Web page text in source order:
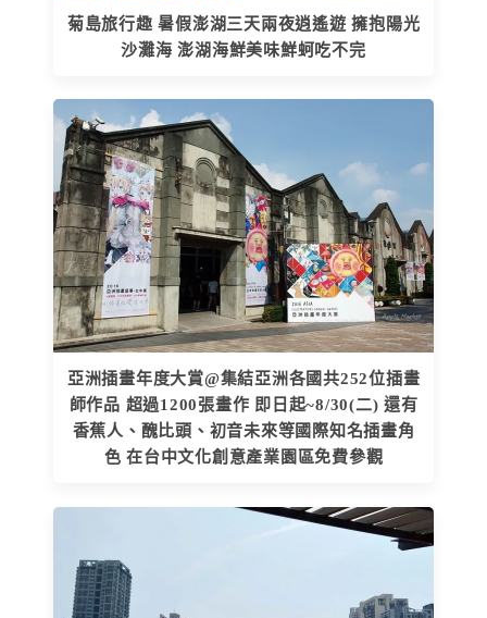
菊島旅行趣 暑假澎湖三天兩夜逍遙遊 擁抱陽光
沙灘海 澎湖海鮮美味鮮蚵吃不完
亞洲插畫年度大賞@集結亞洲各國共252位插畫
師作品 超過1200張畫作 即日起~8/30(二) 還有
香蕉人、醜比頭、初音未來等國際知名插畫角
色 在台中文化創意產業園區免費參觀